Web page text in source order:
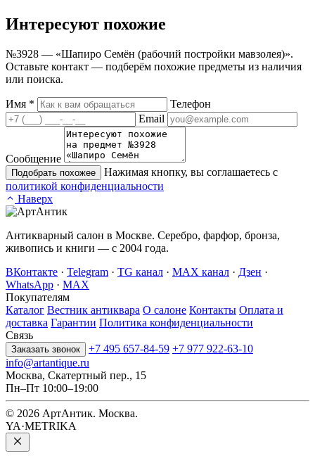
Интересуют похожие
№3928 — «Шапиро Семён (рабочий постройки мавзолея)».
Оставьте контакт — подберём похожие предметы из наличия
или поиска.
Имя *
Телефон
Email
Сообщение
Подобрать похожее
Нажимая кнопку, вы соглашаетесь с
политикой конфиденциальности
Наверх
Антикварный салон в Москве. Серебро, фарфор, бронза,
живопись и книги — с 2004 года.
ВКонтакте · Telegram · TG канал · MAX канал · Дзен ·
WhatsApp · MAX
Покупателям
Каталог Вестник антиквара О салоне Контакты Оплата и
доставка Гарантии Политика конфиденциальности
Связь
Заказать звонок +7 495 657-84-59 +7 977 922-63-10
info@artantique.ru
Москва, Скатертный пер., 15
Пн–Пт 10:00–19:00
© 2026 АртАнтик. Москва.
YA·METRIKA